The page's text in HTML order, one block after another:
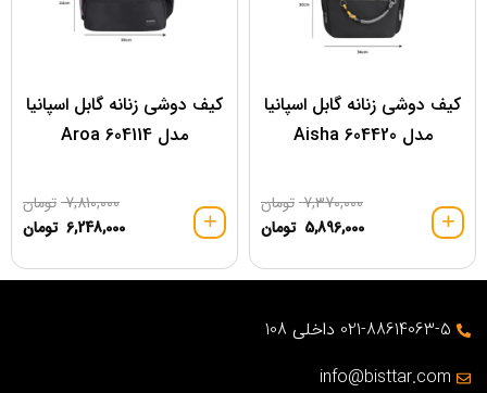
کیف دوشی زنانه گابل اسپانیا
مدل 604420 Aisha
7,370,000 تومان
5,896,000 تومان
کیف دوشی زنانه گابل اسپانیا
مدل 604114 Aroa
7,810,000 تومان
6,248,000 تومان
021-88614063-5 داخلی 108
info@bisttar.com